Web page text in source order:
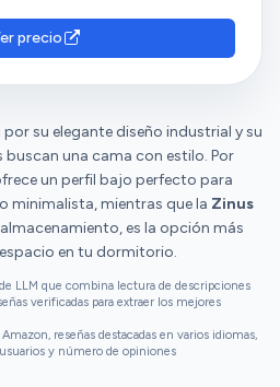
se desmontan las barras y
Excelente compra!
la comodidad, el
incluidas.
precio
su elegante diseño industrial y su
buscan una cama con estilo. Por
un perfil bajo perfecto para
minimalista, mientras que la Zinus
es la opción más
en tu dormitorio.
LLM que combina lectura de descripciones
verificadas para extraer los mejores
reseñas destacadas en varios idiomas,
y número de opiniones